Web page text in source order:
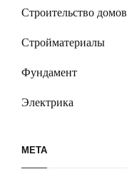
Строительство домов
Стройматериалы
Фундамент
Электрика
МЕТА